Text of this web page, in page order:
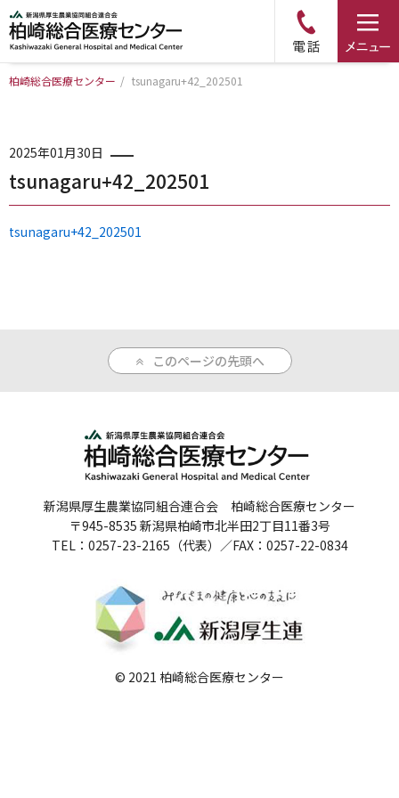
病院について
診療科・部門のご案内
入院のご案内
医療関係者の方へ
病院誌
個人情報保護方針
反社会的勢力に対する基本方針
院内感染対策指針
柏崎総合医療センター / tsunagaru+42_202501
2025年01月30日
tsunagaru+42_202501
tsunagaru+42_202501
このページの先頭へ
新潟県厚生農業協同組合連合会 柏崎総合医療センター
〒945-8535 新潟県柏崎市北半田2丁目11番3号
TEL：0257-23-2165（代表）／FAX：0257-22-0834
© 2021 柏崎総合医療センター